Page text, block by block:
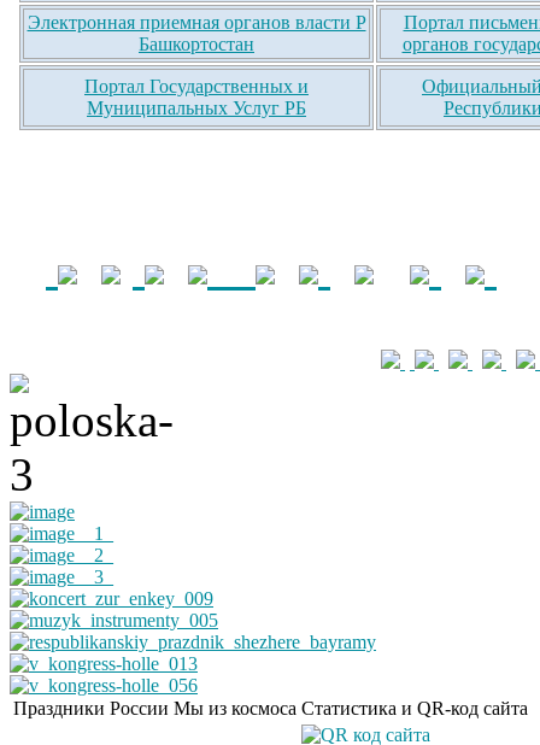
Электронная приемная органов власти Р
Башкортостан
Портал
органов
Портал Государственных и
Муниципальных Услуг РБ
Официальный
Праздники России Мы из космоса Статистика и QR-код сайта